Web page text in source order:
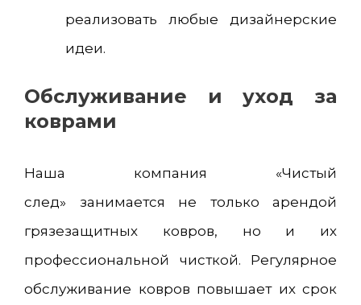
реализовать любые дизайнерские
идеи.
Обслуживание и уход за
коврами
Наша компания «Чистый
след» занимается не только арендой
грязезащитных ковров, но и их
профессиональной чисткой. Регулярное
обслуживание ковров повышает их срок